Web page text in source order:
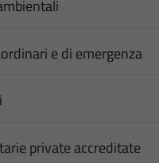
e di emergenza
private accreditate